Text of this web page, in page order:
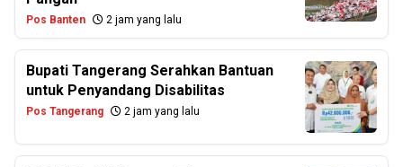
Pos Banten 2 jam yang lalu
Bupati Tangerang Serahkan Bantuan
untuk Penyandang Disabilitas
Pos Tangerang 2 jam yang lalu